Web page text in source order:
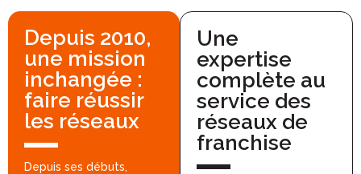
Depuis 2010,
une mission
inchangée :
faire réussir
les réseaux
Depuis ses débuts,
Une
expertise
complète au
service des
réseaux de
franchise